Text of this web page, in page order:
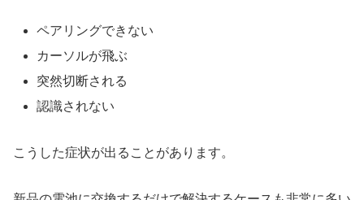
ペアリングできない
カーソルが飛ぶ
突然切断される
認識されない
こうした症状が出ることがあります。